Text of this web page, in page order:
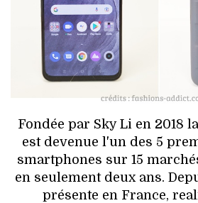
LIEUX
BEAUTÉ
MODE DE
JEUNES
Fondée par Sky Li en 2018
est devenue l'un des 5
smartphones sur 15
en seulement deux ans.
présente en France,